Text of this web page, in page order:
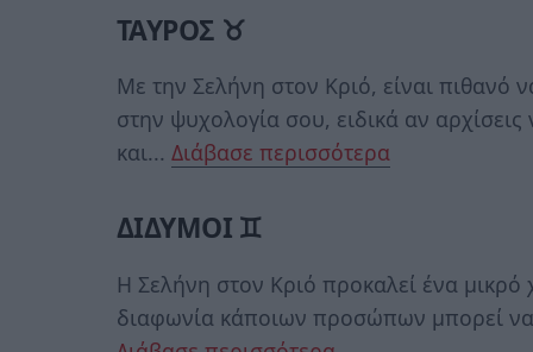
ΤΑΥΡΟΣ ♉
Με την Σελήνη στον Κριό, είναι πιθανό
στην ψυχολογία σου, ειδικά αν
και... Διάβασε περισσότερα
ΔΙΔΥΜΟΙ ♊
Η Σελήνη στον Κριό προκαλεί ένα μικρό
διαφωνία κάποιων προσώπων μπορεί να